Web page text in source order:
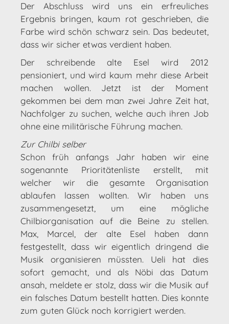
Der Abschluss wird uns ein erfreuliches
Ergebnis bringen, kaum rot geschrieben, die
Farbe wird schön schwarz sein. Das bedeutet,
dass wir sicher etwas verdient haben.
Der schreibende alte Esel wird 2012
pensioniert, und wird kaum mehr diese Arbeit
machen wollen. Jetzt ist der Moment
gekommen bei dem man zwei Jahre Zeit hat,
Nachfolger zu suchen, welche auch ihren Job
ohne eine militärische Führung machen.
Zur Chilbi selber
Schon früh anfangs Jahr haben wir eine
sogenannte Prioritätenliste erstellt, mit
welcher wir die gesamte Organisation
ablaufen lassen wollten. Wir haben uns
zusammengesetzt, um eine mögliche
Chilbiorganisation auf die Beine zu stellen.
Max, Marcel, der alte Esel haben dann
festgestellt, dass wir eigentlich dringend die
Musik organisieren müssten. Ueli hat dies
sofort gemacht, und als Nöbi das Datum
ansah, meldete er stolz, dass wir die Musik auf
ein falsches Datum bestellt hatten. Dies konnte
zum guten Glück noch korrigiert werden.